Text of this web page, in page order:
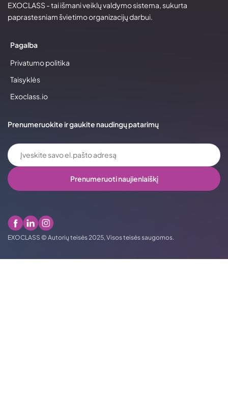
EXOCLASS - tai išmani veiklų valdymo sistema, sukurta
paprastesniam švietimo organizacijų darbui.
Pagalba
Privatumo politika
Taisyklės
Exoclass.io
Prenumeruokite ir gaukite naudingų patarimų
Prenumeruoti naujienlaiškį
EXOCLASS © Autorių teisės 2025, Visos teisės saugomos.